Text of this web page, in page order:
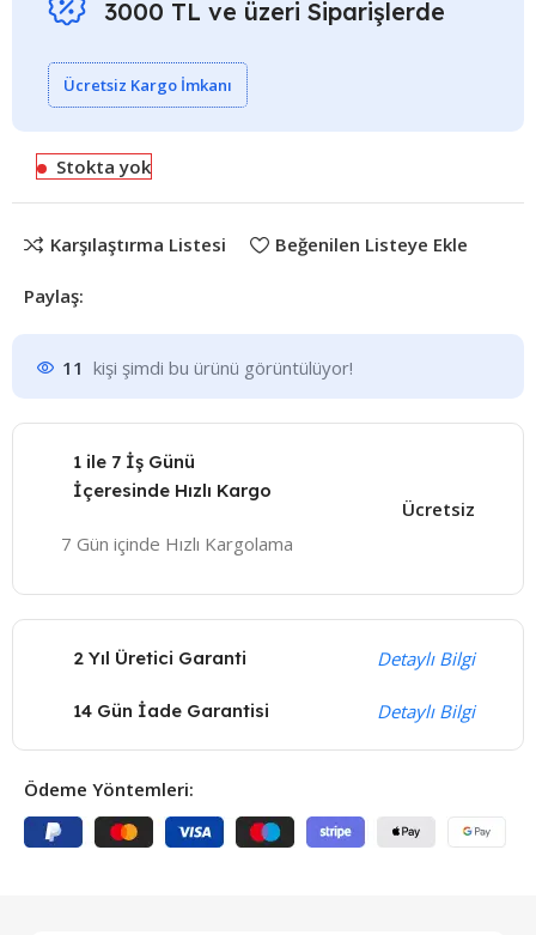
3000 TL ve üzeri Siparişlerde
Ücretsiz Kargo İmkanı
Stokta yok
Karşılaştırma Listesi Beğenilen Listeye Ekle
Paylaş:
11 kişi şimdi bu ürünü görüntülüyor!
1 ile 7 İş Günü
İçeresinde Hızlı Kargo
7 Gün içinde Hızlı Kargolama
Ücretsiz
2 Yıl Üretici Garanti Detaylı Bilgi
14 Gün İade Garantisi Detaylı Bilgi
Ödeme Yöntemleri: